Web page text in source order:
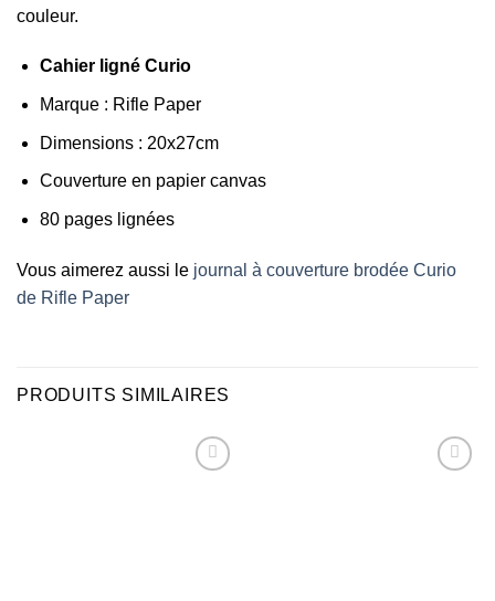
couleur.
Cahier ligné Curio
Marque : Rifle Paper
Dimensions : 20x27cm
Couverture en papier canvas
80 pages lignées
Vous aimerez aussi le journal à couverture brodée Curio
de Rifle Paper
PRODUITS SIMILAIRES